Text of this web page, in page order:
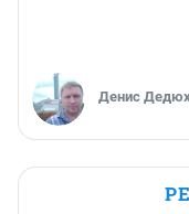
Денис